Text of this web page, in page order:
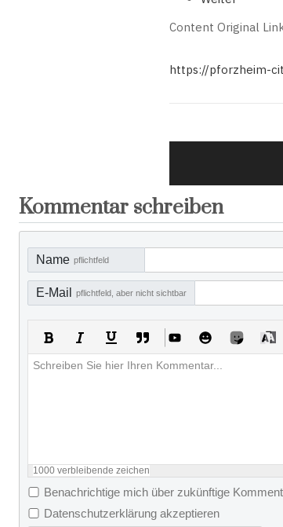
Content Original
https://pforzheim-
Kommentar schreiben
Name pflichtfeld
E-Mail pflichtfeld, aber nicht sichtbar
1000 verbleibende zeichen
Benachrichtige mich über zukünftige
Datenschutzerklärung akzeptieren